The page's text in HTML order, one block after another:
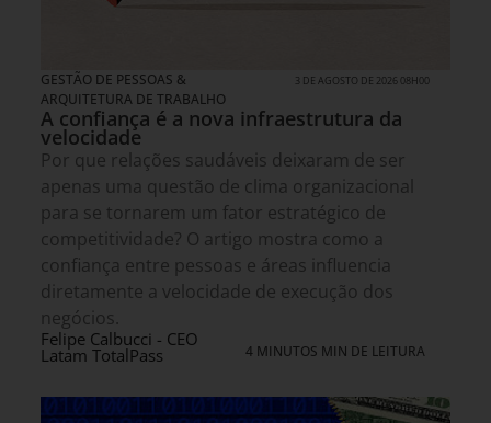
GESTÃO DE PESSOAS &
ARQUITETURA DE TRABALHO
3 DE AGOSTO DE 2026 08H00
A confiança é a nova infraestrutura da
velocidade
Por que relações saudáveis deixaram de ser
apenas uma questão de clima organizacional
para se tornarem um fator estratégico de
competitividade? O artigo mostra como a
confiança entre pessoas e áreas influencia
diretamente a velocidade de execução dos
negócios.
Felipe Calbucci - CEO
Latam TotalPass 4 MINUTOS MIN DE LEITURA